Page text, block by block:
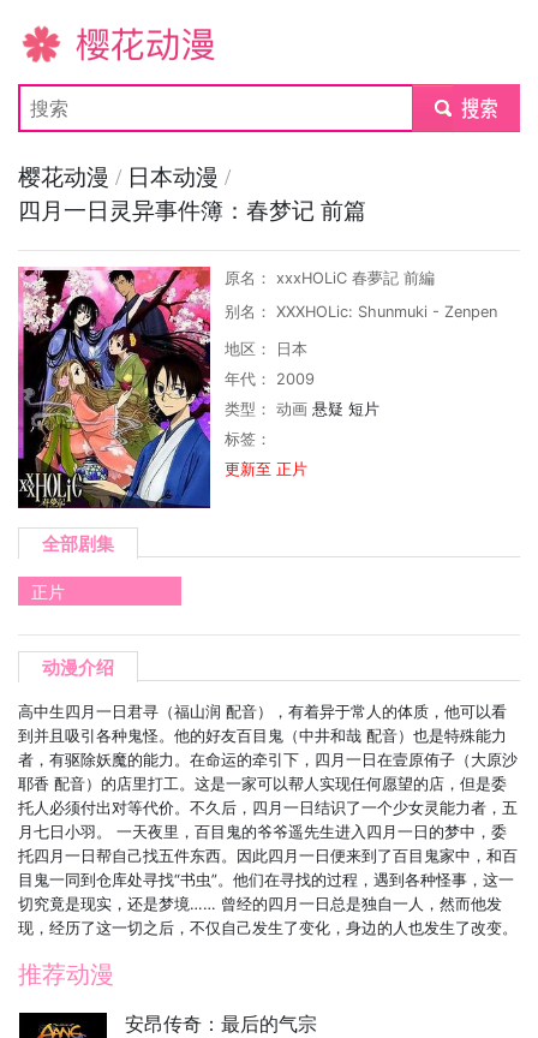
樱花动漫
submit
樱花动漫 / 日本动漫 /
四月一日灵异事件簿：春梦记 前篇
原名： xxxHOLiC 春夢記 前編
别名： XXXHOLic: Shunmuki - Zenpen
地区： 日本
年代： 2009
类型：动画 悬疑 短片
标签：
更新至 正片
全部剧集
正片
动漫介绍
高中生四月一日君寻（福山润 配音），有着异于常人的体质，他可以看
到并且吸引各种鬼怪。他的好友百目鬼（中井和哉 配音）也是特殊能力
者，有驱除妖魔的能力。在命运的牵引下，四月一日在壹原侑子（大原沙
耶香 配音）的店里打工。这是一家可以帮人实现任何愿望的店，但是委
托人必须付出对等代价。不久后，四月一日结识了一个少女灵能力者，五
月七日小羽。 一天夜里，百目鬼的爷爷遥先生进入四月一日的梦中，委
托四月一日帮自己找五件东西。因此四月一日便来到了百目鬼家中，和百
目鬼一同到仓库处寻找“书虫”。他们在寻找的过程，遇到各种怪事，这一
切究竟是现实，还是梦境…… 曾经的四月一日总是独自一人，然而他发
现，经历了这一切之后，不仅自己发生了变化，身边的人也发生了改变。
推荐动漫
安昂传奇：最后的气宗